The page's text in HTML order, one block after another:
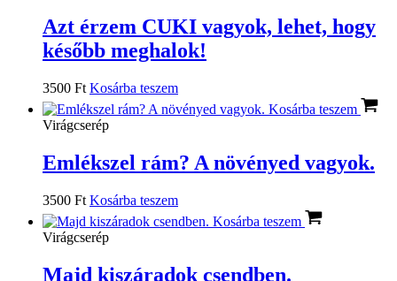
Azt érzem CUKI vagyok, lehet, hogy
később meghalok!
3500 Ft Kosárba teszem
Kosárba teszem
Virágcserép
Emlékszel rám? A növényed vagyok.
3500 Ft Kosárba teszem
Kosárba teszem
Virágcserép
Majd kiszáradok csendben.